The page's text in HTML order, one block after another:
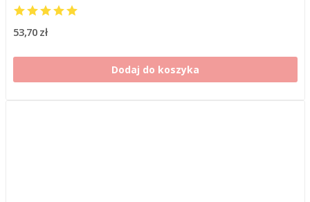
53,70 zł
Dodaj do koszyka